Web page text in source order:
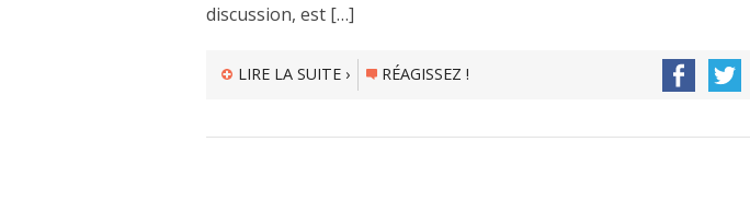
discussion, est […]
LIRE LA SUITE › RÉAGISSEZ !